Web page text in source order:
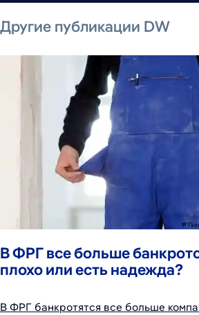
Другие публикации DW
В ФРГ все больше
плохо или есть надежда?
В ФРГ банкротятся все больше
5
5 августа 2026 г.
5 августа 2026 г.
5 августа 2026 г.